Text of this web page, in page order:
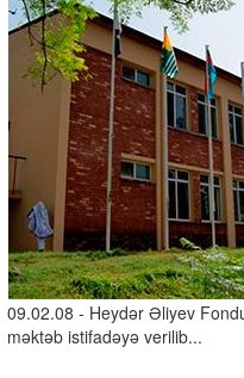
09.02.08 - Heydər Əliyev
məktəb istifadəyə verilib...